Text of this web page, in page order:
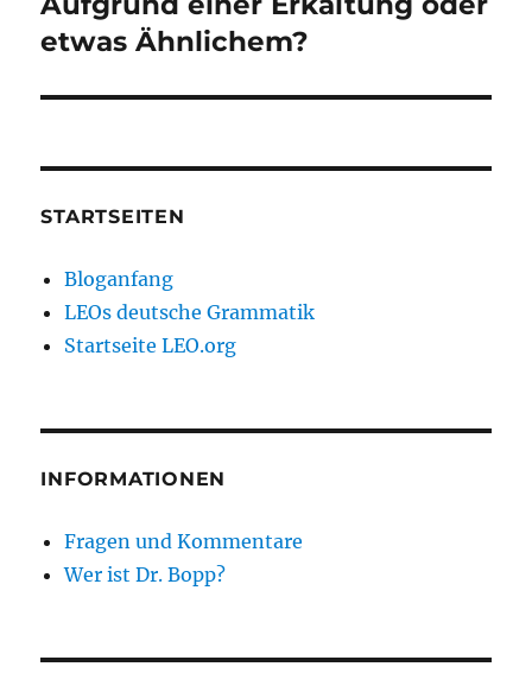
Beitrag:
etwas Ähnlichem?
STARTSEITEN
Bloganfang
LEOs deutsche Grammatik
Startseite LEO.org
INFORMATIONEN
Fragen und Kommentare
Wer ist Dr. Bopp?